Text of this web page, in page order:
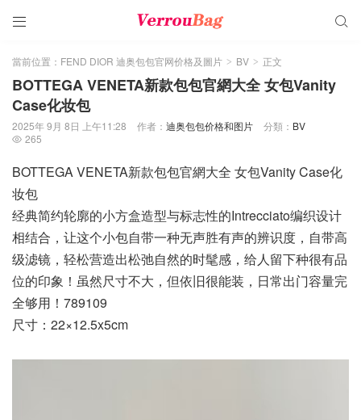
 
當前位置： FEND DIOR 迪奥包包官网价格及圖片 > BV > 正文
BOTTEGA VENETA新款包包官網大全 女包Vanity
Case化妆包
2025年 9月 8日 上午11:28 作者： 迪奥包包价格和图片 分類： BV
 265
BOTTEGA VENETA新款包包官網大全 女包Vanity Case化
妆包
经典简约轮廓的小方盒造型与标志性的Intrecciato编织设计
相结合，让这个小包自带一种无声胜有声的辨识度，自带高
级滤镜，轻松营造出松弛自然的时髦感，给人留下种很有品
位的印象！虽然尺寸不大，但依旧很能装，日常出门容量完
全够用！789109
尺寸：22×12.5x5cm